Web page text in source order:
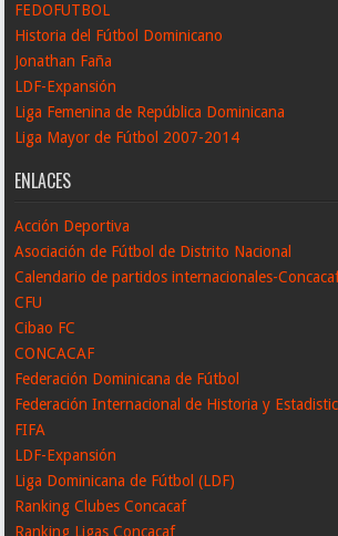
FEDOFUTBOL
Historia del Fútbol Dominicano
Jonathan Faña
LDF-Expansión
Liga Femenina de República Dominicana
Liga Mayor de Fútbol 2007-2014
ENLACES
Acción Deportiva
Asociación de Fútbol de Distrito Nacional
Calendario de partidos internacionales-
CFU
Cibao FC
CONCACAF
Federación Dominicana de Fútbol
Federación Internacional de Historia y
FIFA
LDF-Expansión
Liga Dominicana de Fútbol (LDF)
Ranking Clubes Concacaf
Ranking Ligas Concacaf